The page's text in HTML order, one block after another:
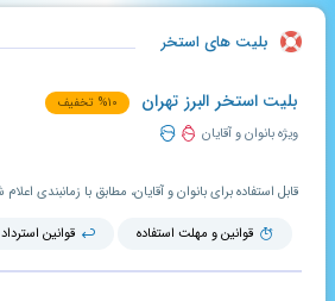
بلیت های استخر
بلیت استخر البرز تهران %۱۰
تخفیف
ویژه بانوان و آقایان
قوانین و مهلت استفاده قوانین استرداد